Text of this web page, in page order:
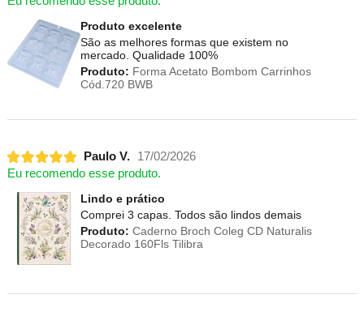
Produto excelente
São as melhores formas que existem no
mercado. Qualidade 100%
Produto: Forma Acetato Bombom Carrinhos
Cód.720 BWB
Paulo V.
17/02/2026
Eu recomendo esse produto.
Lindo e prático
Comprei 3 capas. Todos são lindos demais
Produto: Caderno Broch Coleg CD Naturalis
Decorado 160Fls Tilibra